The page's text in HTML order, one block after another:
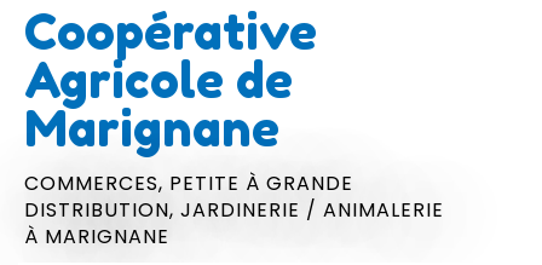
Coopérative
Agricole de
Marignane
COMMERCES, PETITE À GRANDE
DISTRIBUTION, JARDINERIE / ANIMALERIE
À MARIGNANE